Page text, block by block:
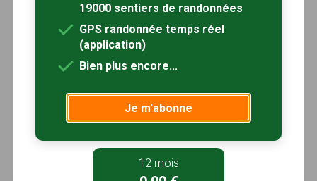
19000 sentiers de randonnées
GPS randonnée temps réel
(application)
Bien plus encore...
Je m'abonne
12 mois